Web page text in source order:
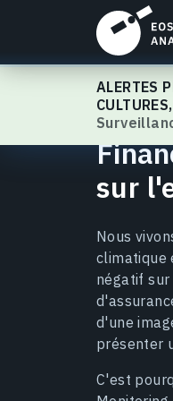
satellite
En savoir
ALERTES
sur
Nous
climatique
négatif
d'une
présenter
C'est